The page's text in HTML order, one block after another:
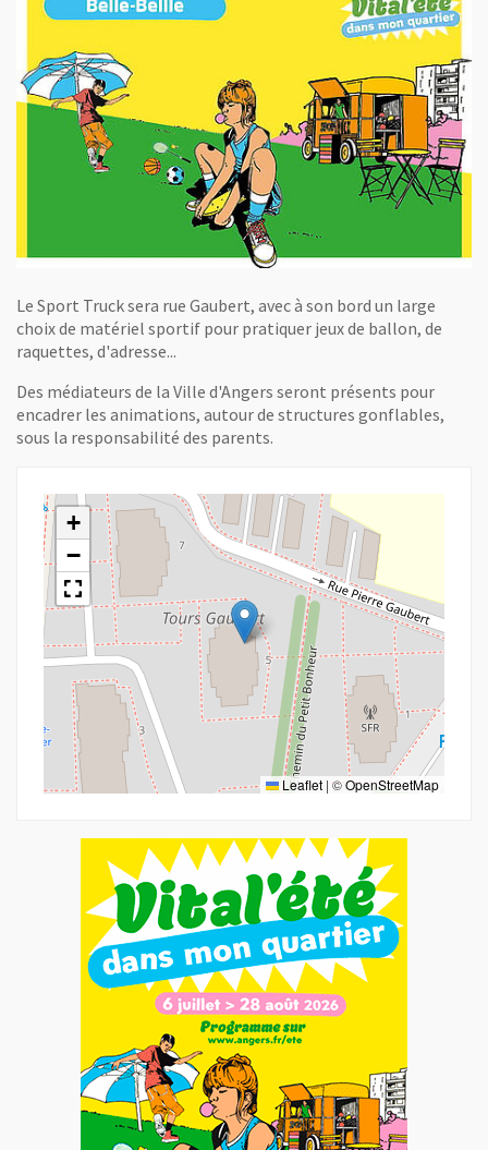
Le Sport Truck sera rue Gaubert, avec à son bord un large
choix de matériel sportif pour pratiquer jeux de ballon, de
raquettes, d'adresse...
Des médiateurs de la Ville d'Angers seront présents pour
encadrer les animations, autour de structures gonflables,
sous la responsabilité des parents.
+
−
Leaflet | ©OpenStreetMap